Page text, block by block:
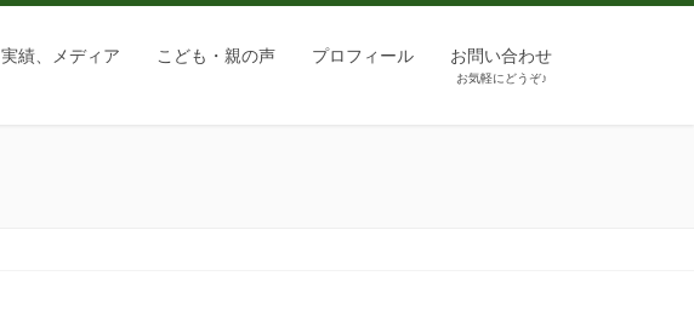
実績、メディア こども・親の声 プロフィール お問い合わせ
お気軽にどうぞ♪